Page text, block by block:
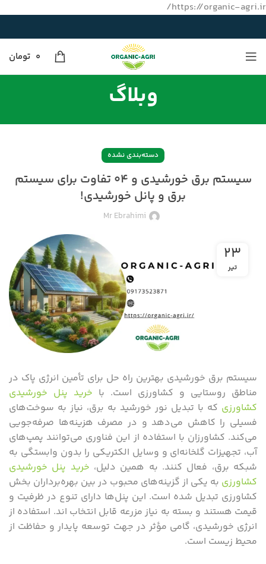
https://organic-agri.ir/
0 تومان
وبلاگ
دسته‌بندی نشده
سیستم برق خورشیدی و ۰۴ تفاوت برای سیستم
برق و پانل خورشیدی!
Mr Ebrahimi
۲۳
تیر
سیستم برق خورشیدی بهترین راه‌ حل‌ برای تأمین انرژی پاک در
مناطق روستایی و کشاورزی است. با خرید پنل خورشیدی
کشاورزی که با تبدیل نور خورشید به برق، نیاز به سوخت‌های
فسیلی را کاهش می‌دهد و در مصرف هزینه‌ها صرفه‌جویی
می‌کند. کشاورزان با استفاده از این فناوری می‌توانند پمپ‌های
آب، تجهیزات گلخانه‌ای و وسایل الکتریکی را بدون وابستگی به
شبکه برق، فعال کنند. به همین دلیل، خرید پنل خورشیدی
کشاورزی به یکی از گزینه‌های محبوب در بین بهره‌برداران بخش
کشاورزی تبدیل شده است. این پنل‌ها دارای تنوع در ظرفیت و
قیمت هستند و بسته به نیاز مزرعه قابل انتخاب ‌اند. استفاده از
انرژی خورشیدی، گامی مؤثر در جهت توسعه پایدار و حفاظت از
محیط زیست است.